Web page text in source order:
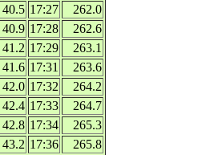
40.5 17:27
262.0
40.9 17:28
262.6
41.2 17:29
263.1
41.6 17:31
263.6
42.0 17:32
264.2
42.4 17:33
264.7
42.8 17:34
265.3
43.2 17:36
265.8